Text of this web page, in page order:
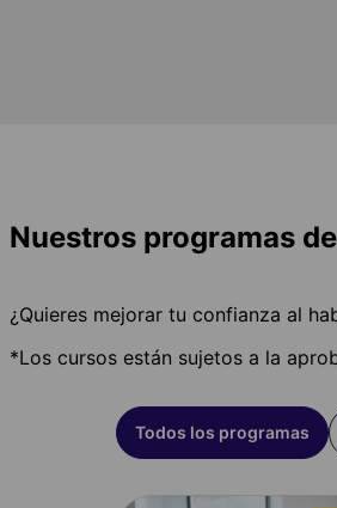
Nuestros programas
¿Quieres mejorar tu confianza al
*Los cursos están sujetos a la
Todos los programas